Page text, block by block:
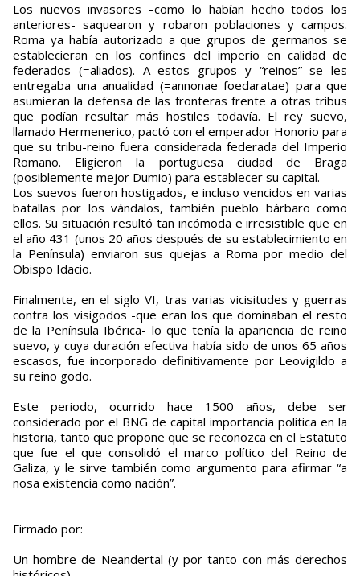
Los nuevos invasores –como lo habían hecho todos los
anteriores- saquearon y robaron poblaciones y campos.
Roma ya había autorizado a que grupos de germanos se
establecieran en los confines del imperio en calidad de
federados (=aliados). A estos grupos y “reinos” se les
entregaba una anualidad (=annonae foedaratae) para que
asumieran la defensa de las fronteras frente a otras tribus
que podían resultar más hostiles todavía. El rey suevo,
llamado Hermenerico, pactó con el emperador Honorio para
que su tribu-reino fuera considerada federada del Imperio
Romano. Eligieron la portuguesa ciudad de Braga
(posiblemente mejor Dumio) para establecer su capital.
Los suevos fueron hostigados, e incluso vencidos en varias
batallas por los vándalos, también pueblo bárbaro como
ellos. Su situación resultó tan incómoda e irresistible que en
el año 431 (unos 20 años después de su establecimiento en
la Península) enviaron sus quejas a Roma por medio del
Obispo Idacio.
Finalmente, en el siglo VI, tras varias vicisitudes y guerras
contra los visigodos -que eran los que dominaban el resto
de la Península Ibérica- lo que tenía la apariencia de reino
suevo, y cuya duración efectiva había sido de unos 65 años
escasos, fue incorporado definitivamente por Leovigildo a
su reino godo.
Este periodo, ocurrido hace 1500 años, debe ser
considerado por el BNG de capital importancia política en la
historia, tanto que propone que se reconozca en el Estatuto
que fue el que consolidó el marco político del Reino de
Galiza, y le sirve también como argumento para afirmar “a
nosa existencia como nación”.
Firmado por:
Un hombre de Neandertal (y por tanto con más derechos